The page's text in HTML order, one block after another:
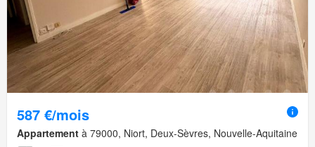
587 €/mois
Appartement à 79000, Niort, Deux-Sèvres, Nouvelle-Aquitaine